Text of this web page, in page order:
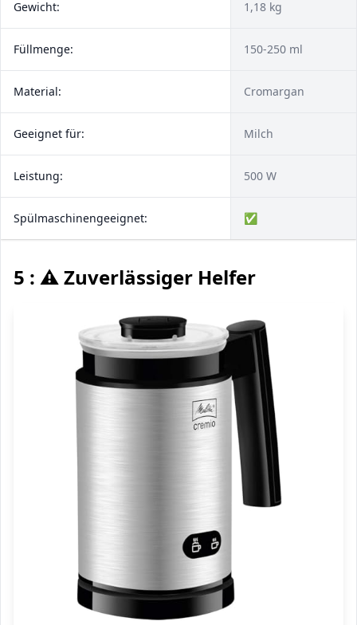
Gewicht: 1,18 kg
Füllmenge: 150-250 ml
Material: Cromargan
Geeignet für: Milch
Leistung: 500 W
Spülmaschinengeeignet: ✅
5 : ⚠️ Zuverlässiger Helfer